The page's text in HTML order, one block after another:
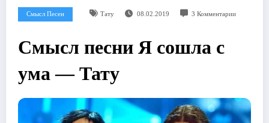
Смысл Песен Тату 08.02.2019 3 Комментарии
Смысл песни Я сошла с
ума — Тату